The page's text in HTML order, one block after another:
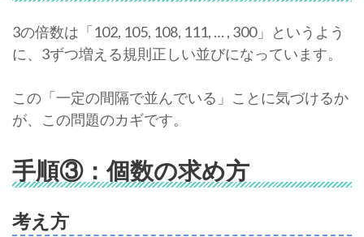
3の倍数は「102, 105, 108, 111, … , 300」というよう
に、3ずつ増える規則正しい並びになっています。
この「一定の間隔で並んでいる」ことに気づけるか
が、この問題のカギです。
手順③：個数の求め方
考え方